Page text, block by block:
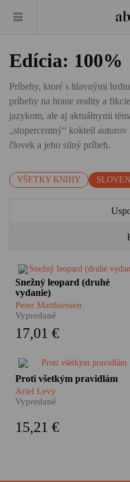
Edícia: 100%
Príbehy, ktoré s hlavnými
príbehy na hrane reality a
jazykom, ale aj aktuálnymi
„stopercentný“ kokteil
človek a jeho silný príbeh.
VŠETKY KNIHY
Himalájske dobrodružstvo,
nezvyčajný cestopis, hlboká
meditácia i silný
autobiografický román. Taký
Matthiessena, pútnika po
sveta i hľadača vnútorného
pokoja, román ocenený
prestížnou National Book
Award.
Snežný leopard (druhé
vydanie)
Peter Matthiessen
Vypredané
17,01 €
Ariel Levy vo svojom
autobiografickom románe
zachytáva nielen vlastný
ale aj našu komplikovanú
láske i obrovských stratách, o
Proti všetkým pravidlám
Ariel Levy
Vypredané
15,21 €